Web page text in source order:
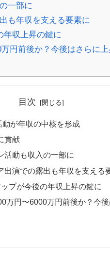
一部に
も年収を支える要素に
年収上昇の鍵に
円前後か？今後はさらに
目次
が年収の中核を形成
貢献
活動も収入の一部に
出演での露出も年収を支える
プが今後の年収上昇の鍵に
万円〜6000万円前後か？今